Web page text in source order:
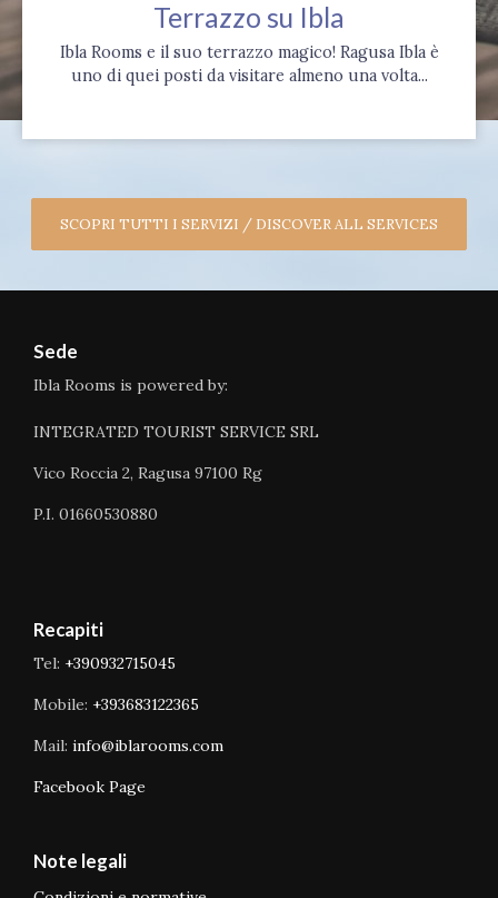
Terrazzo su Ibla
Ibla Rooms e il suo terrazzo magico! Ragusa Ibla è
uno di quei posti da visitare almeno una volta...
SCOPRI TUTTI I SERVIZI / DISCOVER ALL SERVICES
Sede
Ibla Rooms is powered by:
INTEGRATED TOURIST SERVICE SRL
Vico Roccia 2, Ragusa 97100 Rg
P.I. 01660530880
Recapiti
Tel: +390932715045
Mobile: +393683122365
Mail: info@iblarooms.com
Facebook Page
Note legali